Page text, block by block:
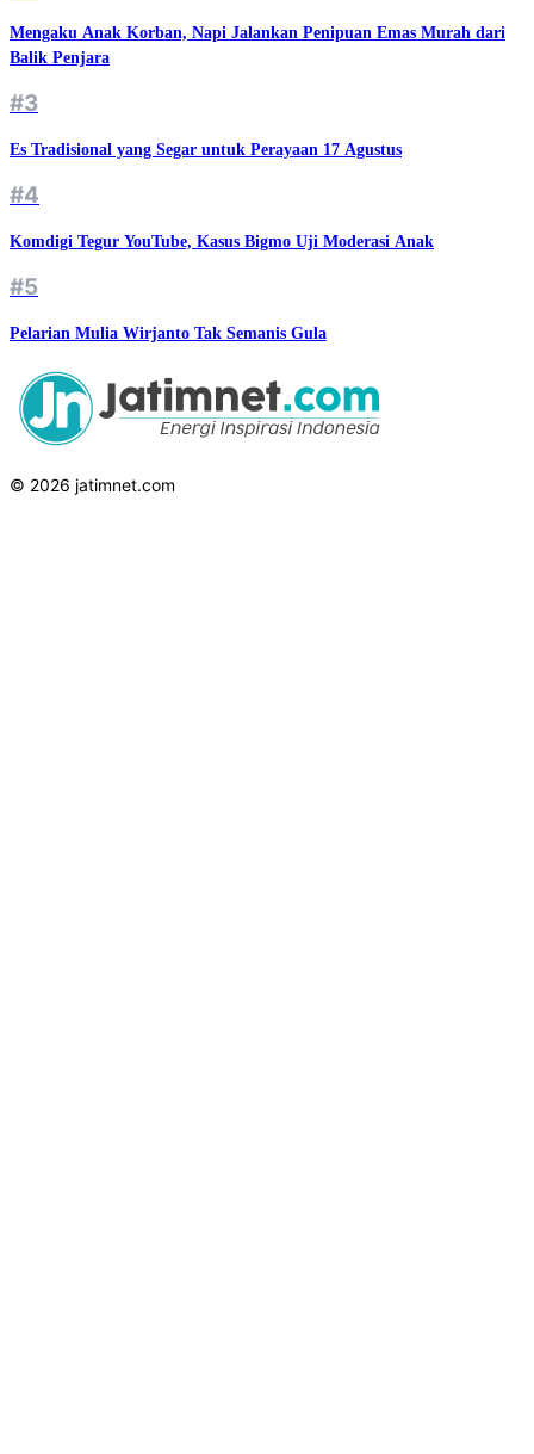
Mengaku Anak Korban, Napi Jalankan Penipuan Emas Murah dari
Balik Penjara
#3
Es Tradisional yang Segar untuk Perayaan 17 Agustus
#4
Komdigi Tegur YouTube, Kasus Bigmo Uji Moderasi Anak
#5
Pelarian Mulia Wirjanto Tak Semanis Gula
© 2026 jatimnet.com